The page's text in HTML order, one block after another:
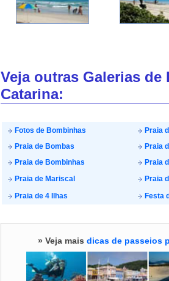
Veja outras Galerias
Catarina:
Fotos de Bombinhas Praia
Praia de Bombas
Praia
Praia de Bombinhas
Praia
Praia de Mariscal
Praia
Praia de 4 Ilhas
Festa
» Veja mais dicas de passeios